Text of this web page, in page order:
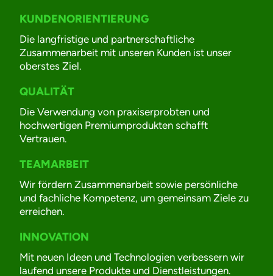
KUNDENORIENTIERUNG
Die langfristige und partnerschaftliche
Zusammenarbeit mit unseren Kunden ist unser
oberstes Ziel.
QUALITÄT
Die Verwendung von praxiserprobten und
hochwertigen Premiumprodukten schafft
Vertrauen.
TEAMARBEIT
Wir fördern Zusammenarbeit sowie persönliche
und fachliche Kompetenz, um gemeinsam Ziele zu
erreichen.
INNOVATION
Mit neuen Ideen und Technologien verbessern wir
laufend unsere Produkte und Dienstleistungen.